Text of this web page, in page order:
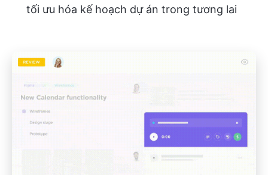
tối ưu hóa kế hoạch dự án trong tương lai